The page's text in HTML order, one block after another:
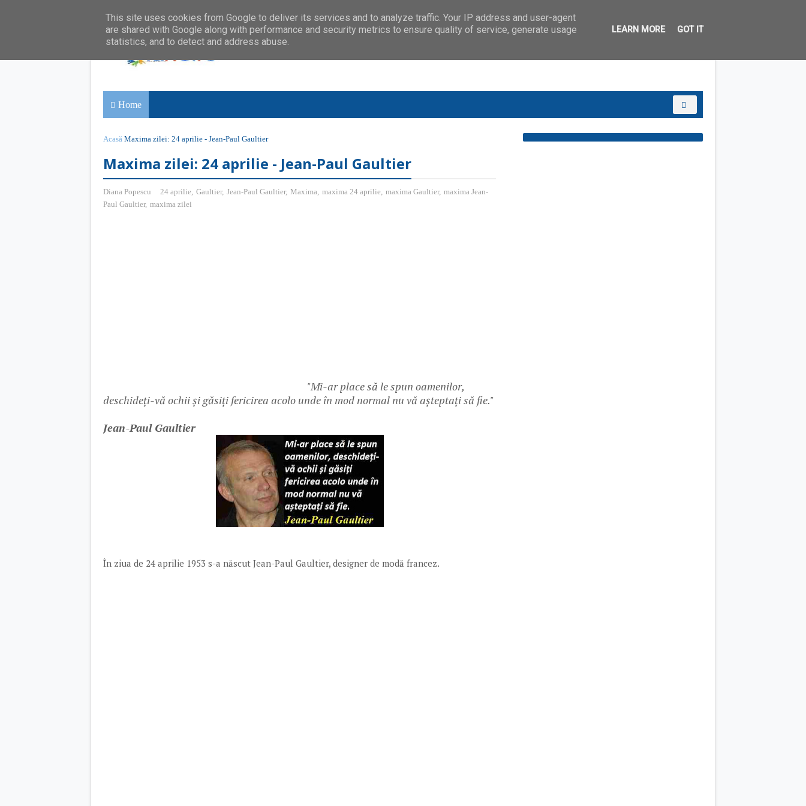
Home
Acasă Maxima zilei: 24 aprilie - Jean-Paul Gaultier
Maxima zilei: 24 aprilie - Jean-Paul Gaultier
Diana Popescu 24 aprilie, Gaultier, Jean-Paul Gaultier, Maxima, maxima 24 aprilie, maxima Gaultier, maxima Jean-
Paul Gaultier, maxima zilei
"Mi-ar place să le spun oamenilor,
deschideți-vă ochii și găsiți fericirea acolo unde în mod normal nu vă așteptați să fie."
Jean-Paul Gaultier
În ziua de 24 aprilie 1953 s-a născut Jean-Paul Gaultier, designer de modă francez.
This site uses cookies from Google to deliver its services and to analyze traffic. Your IP address and user-agent
are shared with Google along with performance and security metrics to ensure quality of service, generate usage
statistics, and to detect and address abuse.
LEARN MORE GOT IT